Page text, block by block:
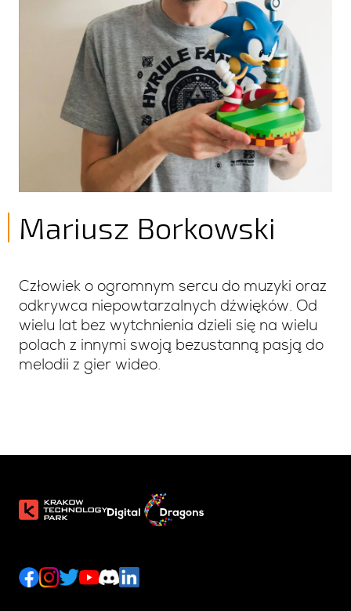
Mariusz Borkowski
Człowiek o ogromnym sercu do muzyki oraz
odkrywca niepowtarzalnych dźwięków. Od
wielu lat bez wytchnienia dzieli się na wielu
polach z innymi swoją bezustanną pasją do
melodii z gier wideo.